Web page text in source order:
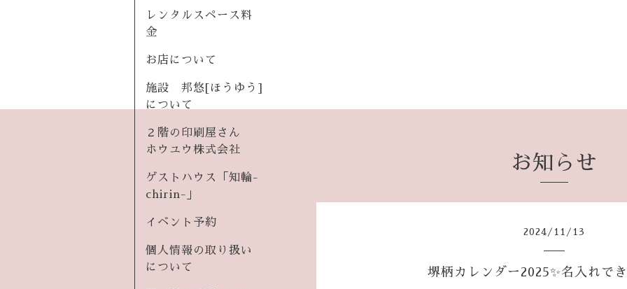
レンタルスペース料
金
お店について
施設 邦悠[ほうゆう]
について
２階の印刷屋さん
ホウユウ株式会社
ゲストハウス「知輪-
chirin-」
イベント予約
個人情報の取り扱い
について
お知らせ
2024 / 11 / 13
堺柄カレンダー2025✨️名入れで